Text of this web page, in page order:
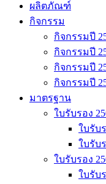
ผลิตภัณฑ์
กิจกรรม
กิจกรรมปี
กิจกรรมปี
กิจกรรมปี
กิจกรรมปี
มาตรฐาน
ใบรับรอง
ใบรับ
ใบรับ
ใบรับรอง
ใบรับ